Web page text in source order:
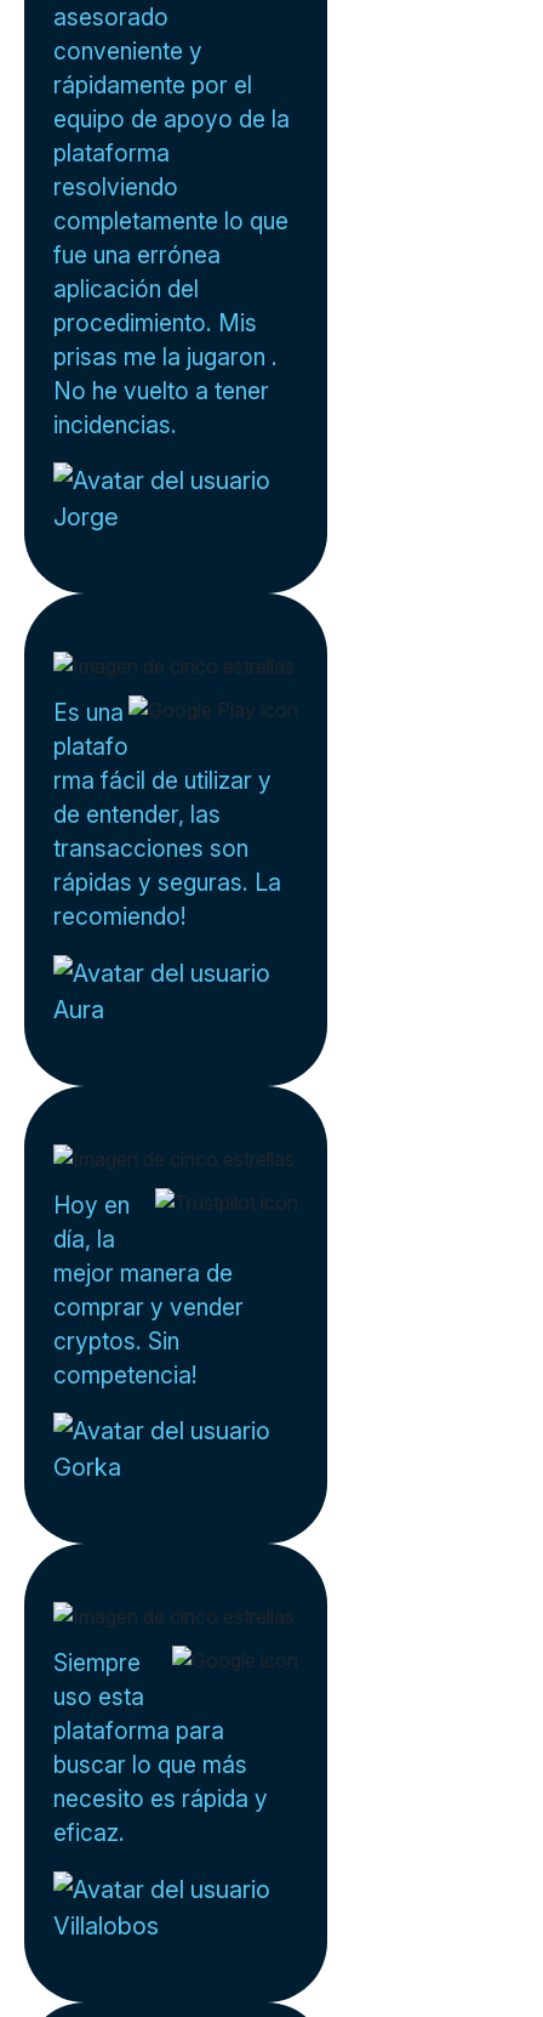
asesorado
conveniente y
rápidamente por el
equipo de apoyo de la
plataforma
resolviendo
completamente lo que
fue una errónea
aplicación del
procedimiento. Mis
prisas me la jugaron .
No he vuelto a tener
incidencias.
Jorge
Es una
platafo
rma fácil de utilizar y
de entender, las
transacciones son
rápidas y seguras. La
recomiendo!
Aura
Hoy en
día, la
mejor manera de
comprar y vender
cryptos. Sin
competencia!
Gorka
Siempre
uso esta
plataforma para
buscar lo que más
necesito es rápida y
eficaz.
Villalobos